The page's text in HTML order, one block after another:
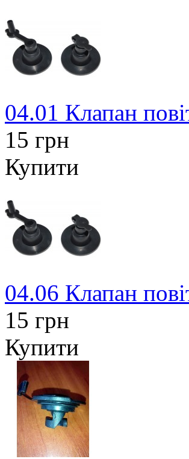
04.01 Клапан
15 грн
Купити
04.06 Клапан
15 грн
Купити